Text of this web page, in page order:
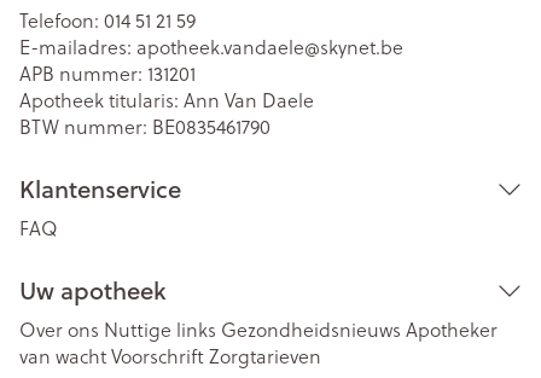
Telefoon: 014 51 21 59
E-mailadres: apotheek.vandaele@skynet.be
APB nummer: 131201
Apotheek titularis: Ann Van Daele
BTW nummer: BE0835461790
Klantenservice
FAQ
Uw apotheek
Over ons Nuttige links Gezondheidsnieuws Apotheker
van wachtVoorschriftZorgtarieven